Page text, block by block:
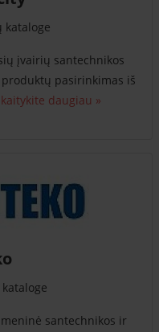
kataloge
įvairių santechnikos
pasirinkimas iš
daugiau »
santechnikos ir